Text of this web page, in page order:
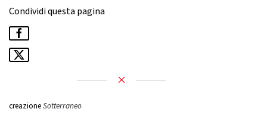
Condividi questa pagina
creazioneSotterraneo